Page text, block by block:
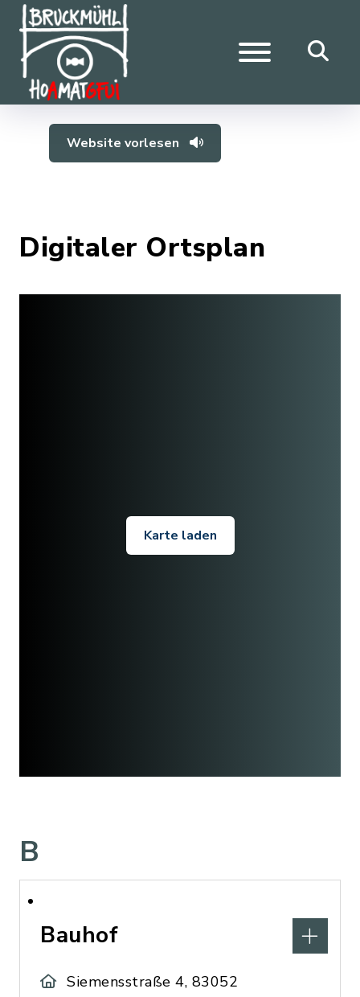
Website vorlesen
Digitaler Ortsplan
Karte laden
B
Bauhof
Siemensstraße 4, 83052